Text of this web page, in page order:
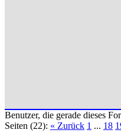
Benutzer, die gerade dieses
Seiten (22): « Zurück 1 ... 18